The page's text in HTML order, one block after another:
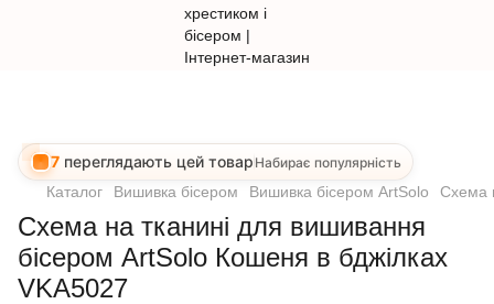
7 переглядають цей товар Набирає популярність
Каталог Вишивка бісером Вишивка бісером ArtSolo Схема
Схема на тканині для вишивання
бісером ArtSolo Кошеня в бджілках
VKA5027